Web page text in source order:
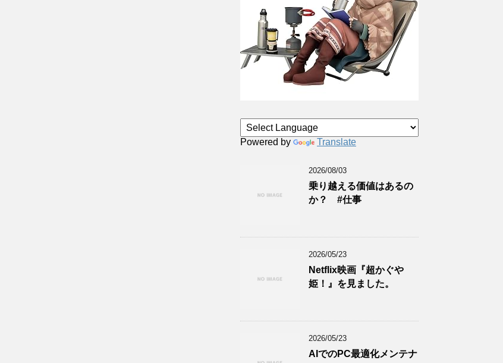
Powered by Translate
2026/08/03
乗り越える価値はあるの
か？ #仕事
2026/05/23
Netflix映画『超かぐや
姫！』を見ました。
2026/05/23
AIでのPC最適化メンテナ